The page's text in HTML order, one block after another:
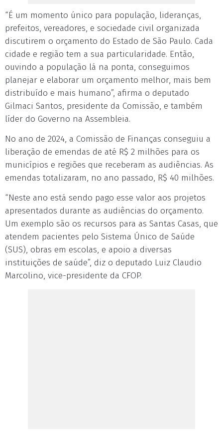
“É um momento único para população, lideranças,
prefeitos, vereadores, e sociedade civil organizada
discutirem o orçamento do Estado de São Paulo. Cada
cidade e região tem a sua particularidade. Então,
ouvindo a população lá na ponta, conseguimos
planejar e elaborar um orçamento melhor, mais bem
distribuído e mais humano”, afirma o deputado
Gilmaci Santos, presidente da Comissão, e também
líder do Governo na Assembleia.
No ano de 2024, a Comissão de Finanças conseguiu a
liberação de emendas de até R$ 2 milhões para os
municípios e regiões que receberam as audiências. As
emendas totalizaram, no ano passado, R$ 40 milhões.
“Neste ano está sendo pago esse valor aos projetos
apresentados durante as audiências do orçamento.
Um exemplo são os recursos para as Santas Casas, que
atendem pacientes pelo Sistema Único de Saúde
(SUS), obras em escolas, e apoio a diversas
instituições de saúde”, diz o deputado Luiz Claudio
Marcolino, vice-presidente da CFOP.